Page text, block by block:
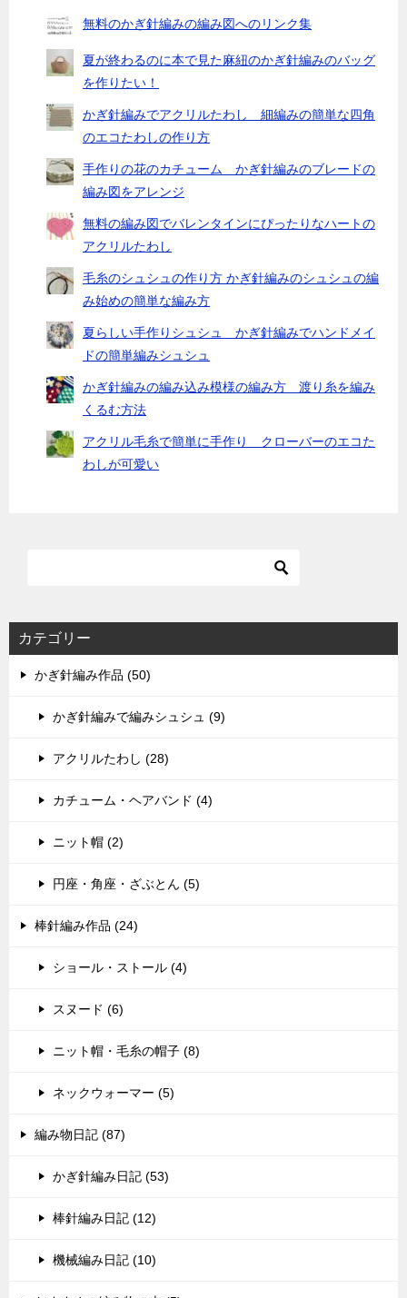
無料のかぎ針編みの編み図へのリンク集
夏が終わるのに本で見た麻紐のかぎ針編みのバッグ
を作りたい！
かぎ針編みでアクリルたわし 細編みの簡単な四角
のエコたわしの作り方
手作りの花のカチューム かぎ針編みのブレードの
編み図をアレンジ
無料の編み図でバレンタインにぴったりなハートの
アクリルたわし
毛糸のシュシュの作り方 かぎ針編みのシュシュの編
み始めの簡単な編み方
夏らしい手作りシュシュ かぎ針編みでハンドメイ
ドの簡単編みシュシュ
かぎ針編みの編み込み模様の編み方 渡り糸を編み
くるむ方法
アクリル毛糸で簡単に手作り クローバーのエコた
わしが可愛い
カテゴリー
かぎ針編み作品 (50)
かぎ針編みで編みシュシュ (9)
アクリルたわし (28)
カチューム・ヘアバンド (4)
ニット帽 (2)
円座・角座・ざぶとん (5)
棒針編み作品 (24)
ショール・ストール (4)
スヌード (6)
ニット帽・毛糸の帽子 (8)
ネックウォーマー (5)
編み物日記 (87)
かぎ針編み日記 (53)
棒針編み日記 (12)
機械編み日記 (10)